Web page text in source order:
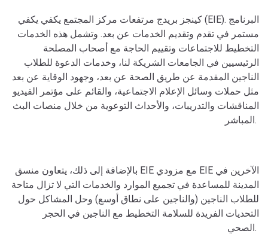
كينجز بريدج مرتفعات مركز المجتمع يكفي يكفي (EIE). البرنامج
مستمر في تقدم وتقديم الخدمات عن بعد. وتشمل هذه الخدمات
التخطيط للاجتماعات وتقييم الحاجة مع أصحاب المصلحة
الرئيسيين في الجامعات الشريكة لنا، وخدمات الدعوة للطلاب
الناجين المقدمة عن طريق الصحة عن بعد، وجهود الوقاية عن بعد
مثل حملات وسائل الإعلام الاجتماعية، والقائم على مؤتمر الفيديو
المناقشات والتدريبات، والأحداث التوعوية من خلال منصات البث
المباشر.
بالإضافة إلى ذلك، يتعاون منسق EIE مع مزودي EIE الآخرين في
المدينة للمساعدة في تجميع الموارد والخدمات التي لا تزال متاحة
للطلاب الناجين (والناجين على نطاق أوسع) وحل المشاكل حول
التحديات الفريدة للسلامة التخطيط مع الناجين في الحجر
الصحي.